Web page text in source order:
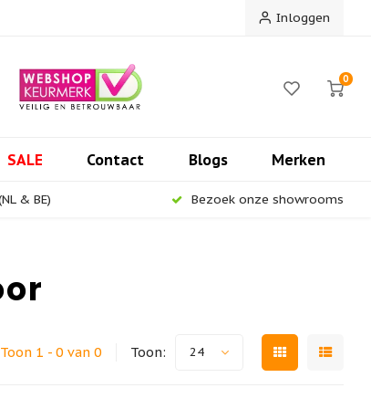
Inloggen
0
SALE Contact Blogs Merken
& BE) Bezoek onze showrooms
Toon 1 - 0 van 0 Toon: 24